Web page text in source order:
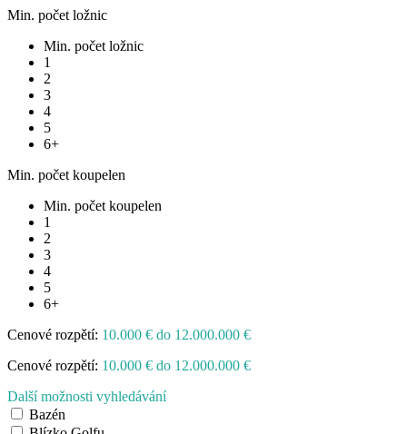
Min. počet ložnic
Min. počet ložnic
1
2
3
4
5
6+
Min. počet koupelen
Min. počet koupelen
1
2
3
4
5
6+
Cenové rozpětí: 10.000 € do 12.000.000 €
Cenové rozpětí: 10.000 € do 12.000.000 €
Další možnosti vyhledávání
Bazén